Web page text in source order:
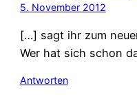
5. November 2012
[…] sagt ihr zum
Wer hat sich schon
Antworten